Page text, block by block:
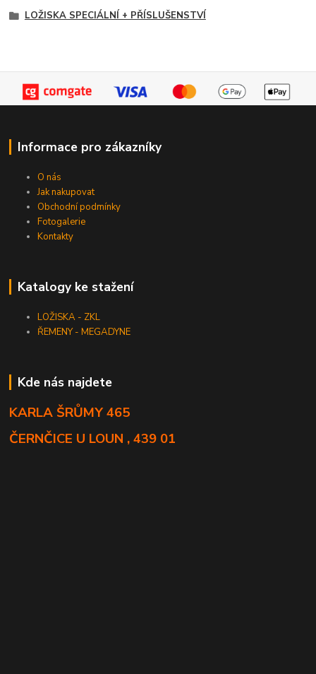
LOŽISKA SPECIÁLNÍ + PŘÍSLUŠENSTVÍ
Informace pro zákazníky
O nás
Jak nakupovat
Obchodní podmínky
Fotogalerie
Kontakty
Katalogy ke stažení
LOŽISKA - ZKL
ŘEMENY - MEGADYNE
Kde nás najdete
KARLA ŠRŮMY 465
ČERNČICE U LOUN , 439 01